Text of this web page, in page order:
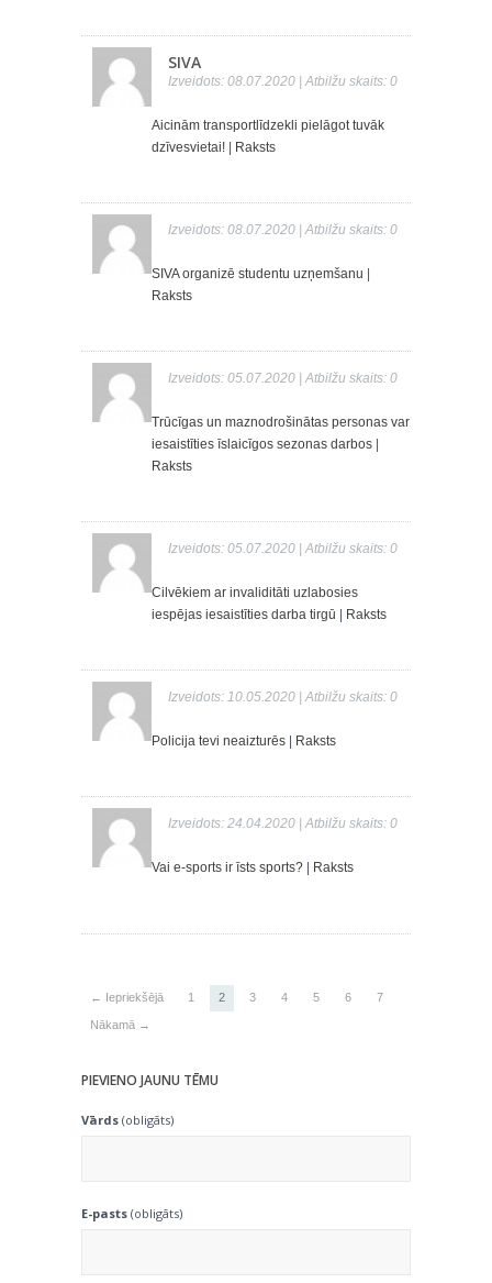
SIVA
Izveidots: 08.07.2020 | Atbilžu skaits: 0
Aicinām transportlīdzekli pielāgot tuvāk
dzīvesvietai!
Raksts
Izveidots: 08.07.2020 | Atbilžu skaits: 0
SIVA organizē studentu uzņemšanu
Raksts
Izveidots: 05.07.2020 | Atbilžu skaits: 0
Trūcīgas un maznodrošinātas personas var
iesaistīties īslaicīgos sezonas darbos
Raksts
Izveidots: 05.07.2020 | Atbilžu skaits: 0
Cilvēkiem ar invaliditāti uzlabosies
iespējas iesaistīties darba tirgū
Raksts
Izveidots: 10.05.2020 | Atbilžu skaits: 0
Policija tevi neaizturēs Raksts
Izveidots: 24.04.2020 | Atbilžu skaits: 0
Vai e-sports ir īsts sports? Raksts
← Iepriekšējā 1 2 3 4 5 6 7
Nākamā →
PIEVIENO JAUNU TĒMU
Vārds (obligāts)
E-pasts (obligāts)